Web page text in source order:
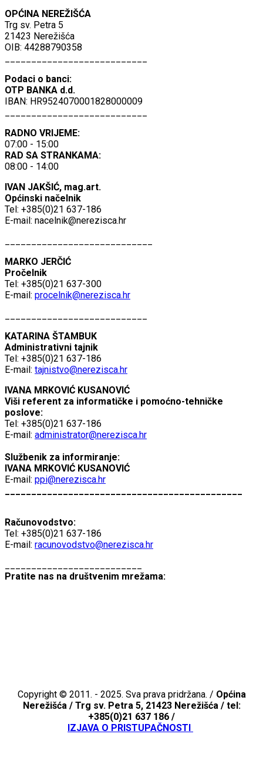
OPĆINA NEREŽIŠĆA
Trg sv. Petra 5
21423 Nerežišća
OIB: 44288790358
Podaci o banci:
OTP BANKA d.d.
IBAN: HR9524070001828000009
RADNO VRIJEME:
07:00 - 15:00
RAD SA STRANKAMA:
08:00 - 14:00
IVAN JAKŠIĆ, mag.art.
Općinski načelnik
Tel: +385(0)21 637-186
E-mail: nacelnik@nerezisca.hr
MARKO JERČIĆ
Pročelnik
Tel: +385(0)21 637-300
E-mail: procelnik@nerezisca.hr
KATARINA ŠTAMBUK
Administrativni tajnik
Tel: +385(0)21 637-186
E-mail: tajnistvo@nerezisca.hr
IVANA MRKOVIĆ KUSANOVIĆ
Viši referent za informatičke i pomoćno-tehničke
poslove:
Tel: +385(0)21 637-186
E-mail: administrator@nerezisca.hr
Službenik za informiranje:
IVANA MRKOVIĆ KUSANOVIĆ
E-mail: ppi@nerezisca.hr
Računovodstvo:
Tel: +385(0)21 637-186
E-mail: racunovodstvo@nerezisca.hr
Pratite nas na društvenim mrežama:
Copyright © 2011. - 2025. Sva prava pridržana. / Općina
Nerežišća /Trg sv. Petra 5, 21423 Nerežišća / tel:
+385(0)21 637 186 /
IZJAVA O PRISTUPAČNOSTI